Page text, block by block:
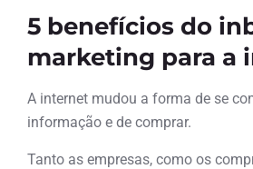
5 benefícios do
marketing para a
A internet mudou a forma de se
informação e de comprar.
Tanto as empresas, como os